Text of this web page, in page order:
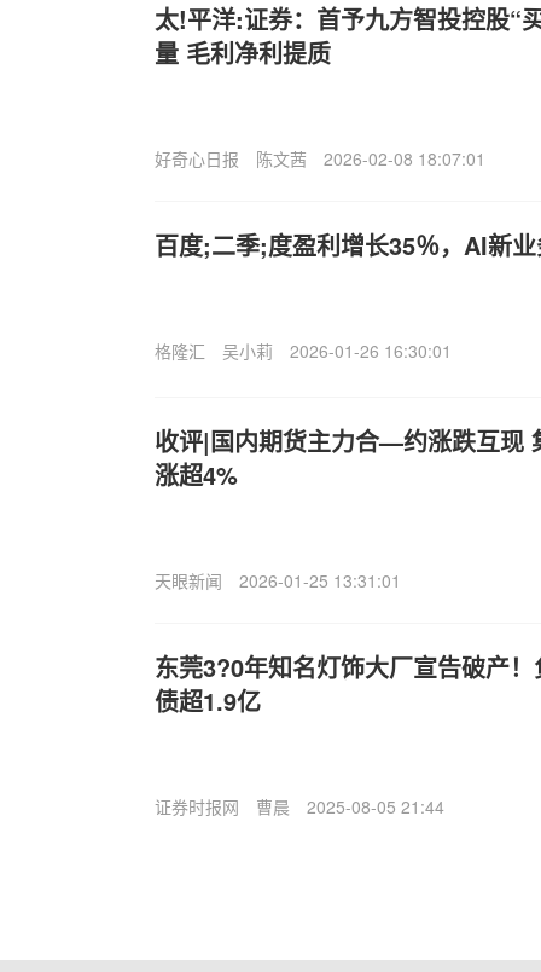
太!平洋:证券：首予九方智投控股“
量 毛利净利提质
好奇心日报 陈文茜 2026-02-08 18:07:01
百度;二季;度盈利增长35％，AI新
格隆汇 吴小莉 2026-01-26 16:30:01
收评|国内期货主力合—约涨跌互现
涨超4%
天眼新闻 2026-01-25 13:31:01
东莞3?0年知名灯饰大厂宣告破产
债超1.9亿
证券时报网 曹晨 2025-08-05 21:44